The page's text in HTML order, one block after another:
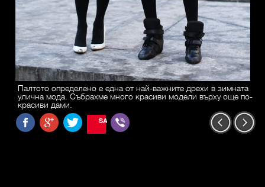
Палтото определено е една от най-важните дрехи в зимната
улична мода. Събрахме много красиви модели върху още по-
красиви дами.
SAVE